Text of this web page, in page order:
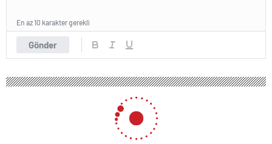
Gönder
En az 10 karakter gerekli